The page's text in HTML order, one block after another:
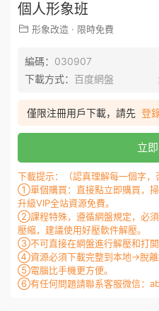
個人形象班
形象改造 · 限時免費
編碼： 030907
下載方式： 百度網盤
僅限注冊用戶下載，請先 登
立
下載提示：（認真理解每一個字，
①單個購買：直接點立即購買，掃
升級VIP全站資源免費。
②課程特殊，遵循網盤規定，必
壓縮，建議使用好壓軟件解壓。
③不可直接在網盤進行解壓和打開
④資源必須下載完整到本地→脫離
⑤電腦比手機更方便。
⑥有任何問題請聯系客服微信：